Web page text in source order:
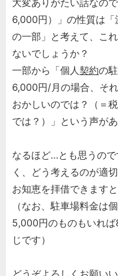
大変ありがたい話なの
6,000円）」の性質は「
の一部」と考えて、こ
ないでしょうか？
一部から「個人契約の
6,000円/月の場合、そ
おかしいのでは？（＝
では？）」という声があ
なるほど…とも思うの
く、どう考えるのが適
お知恵を拝借できますと
（なお、駐車場料金は
5,000円のものもいれ
じです）